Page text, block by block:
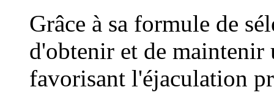
Grâce à sa formule de
d'obtenir et de maintenir
favorisant l'éjaculation